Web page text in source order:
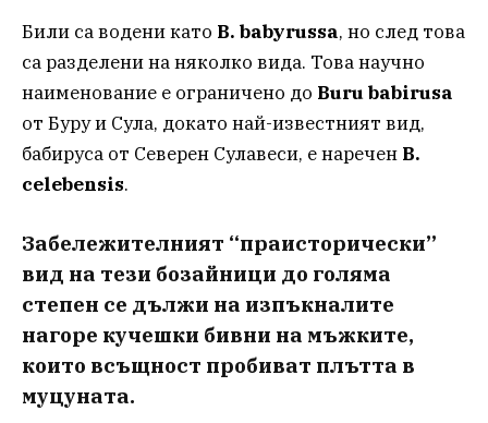
Били са водени като B. babyrussa, но след това
са разделени на няколко вида. Това научно
наименование е ограничено до Buru babirusa
от Буру и Сула, докато най-известният вид,
бабируса от Северен Сулавеси, е наречен B.
celebensis.
Забележителният “праисторически”
вид на тези бозайници до голяма
степен се дължи на изпъкналите
нагоре кучешки бивни на мъжките,
които всъщност пробиват плътта в
муцуната.